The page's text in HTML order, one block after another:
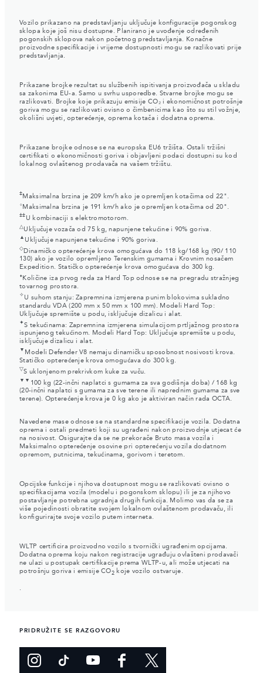
Vozilo prikazano na predstavljanju uključuje konfiguracije pogonskog
sklopa koje još nisu dostupne. Planirano je uvođenje određenih
pogonskih sklopova nakon početnog predstavljanja. Konačne
proizvodne specifikacije i vrijeme dostupnosti mogu se razlikovati prije
predstavljanja.
Prikazane brojke rezultat su službenih ispitivanja proizvođača u skladu
sa zakonima EU-a. Samo u svrhu usporedbe. Stvarne brojke mogu se
razlikovati. Brojke koje prikazuju emisije CO₂ i ekonomičnost potrošnje
goriva mogu se razlikovati ovisno o čimbenicima kao što su stil vožnje,
okolišni uvjeti, opterećenje, oprema kotača i dodatna oprema.
Prikazane brojke odnose se na europska EU6 tržišta. Ostali tržišni
certifikati o ekonomičnosti goriva i objavljeni podaci dostupni su kod
lokalnog ovlaštenog prodavača na vašem tržištu.
‡ Maksimalna brzina je 209 km/h ako je opremljen kotačima od 22".
⬨ Maksimalna brzina je 191 km/h ako je opremljen kotačima od 20".
‡‡ U kombinaciji s elektromotorom.
△ Uključuje vozača od 75 kg, napunjene tekućine i 90% goriva.
▲ Uključuje napunjene tekućine i 90% goriva.
◇Dinamičko opterećenje krova omogućava do 118 kg/168 kg (90/ 110
130) ako je vozilo opremljeno Terenskim gumama i Krovnim nosačem
Expedition. Statičko opterećenje krova omogućava do 300 kg.
⬧ Količine iza prvog reda za Hard Top odnose se na pregradu stražnjeg
tovarnog prostora.
✧ U suhom stanju: Zapremnina izmjerena punim blokovima sukladno
standardu VDA (200 mm x 50 mm x 100 mm). Modeli Hard Top:
Uključuje spremište u podu, isključuje dizalicu i alat.
✦S tekućinama: Zapremnina izmjerena simulacijom prtljažnog prostora
ispunjenog tekućinom. Modeli Hard Top: Uključuje spremište u podu,
isključuje dizalicu i alat.
▼ Modeli Defender V8 nemaju dinamičku sposobnost nosivosti krova.
Statičko opterećenje krova omogućava do 300 kg.
▽S uklonjenom prekrivkom kuke za vuču.
▼▼ 100 kg (22-inčni naplatci s gumama za sva godišnja doba) / 168 kg
(20-inčni naplatci s gumama za sve terene ili naprednim gumama za sve
terene). Opterećenje krova je 0 kg ako je aktiviran način rada OCTA.
Navedene mase odnose se na standardne specifikacije vozila. Dodatna
oprema i ostali predmeti koji su ugrađeni nakon proizvodnje utjecat će
na nosivost. Osigurajte da se ne prekorače Bruto masa vozila i
Maksimalno opterećenje osovine pri opterećenju vozila dodatnom
opremom, putnicima, tekućinama, gorivom i teretom.
Opcijske funkcije i njihova dostupnost mogu se razlikovati ovisno o
specifikacijama vozila (modelu i pogonskom sklopu) ili je za njihovo
postavljanje potrebna ugradnja drugih funkcija. Molimo vas da se za
više pojedinosti obratite svojem lokalnom ovlaštenom prodavaču, ili
konfigurirajte svoje vozilo putem interneta.
WLTP certificira proizvodno vozilo s tvornički ugrađenim opcijama.
Dodatna oprema koju nakon registracije ugrađuju ovlašteni prodavači
ne ulazi u postupak certifikacije prema WLTP-u, ali može utjecati na
potrošnju goriva i emisije CO2 koje vozilo ostvaruje.
.
PRIDRUŽITE SE RAZGOVORU